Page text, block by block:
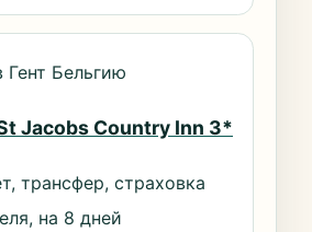
Бельгию
Jacobs Country Inn 3*
трансфер, страховка
на 8 дней